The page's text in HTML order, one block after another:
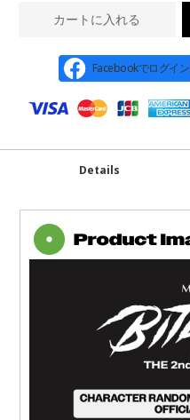
カートに入れる
Facebookでログイン
Details